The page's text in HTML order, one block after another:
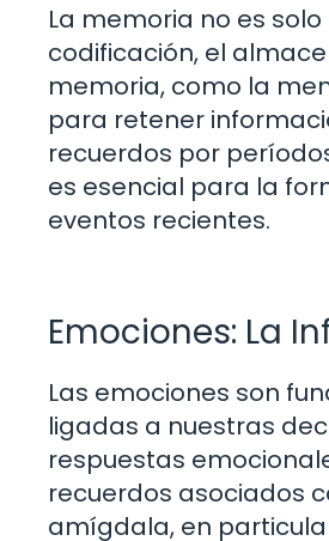
La memoria no es
codificación, el
memoria, como la
para retener
recuerdos por
es esencial para la
eventos recientes.
Emociones: La
Las emociones son
ligadas a nuestras
respuestas
recuerdos asociados
amígdala, en